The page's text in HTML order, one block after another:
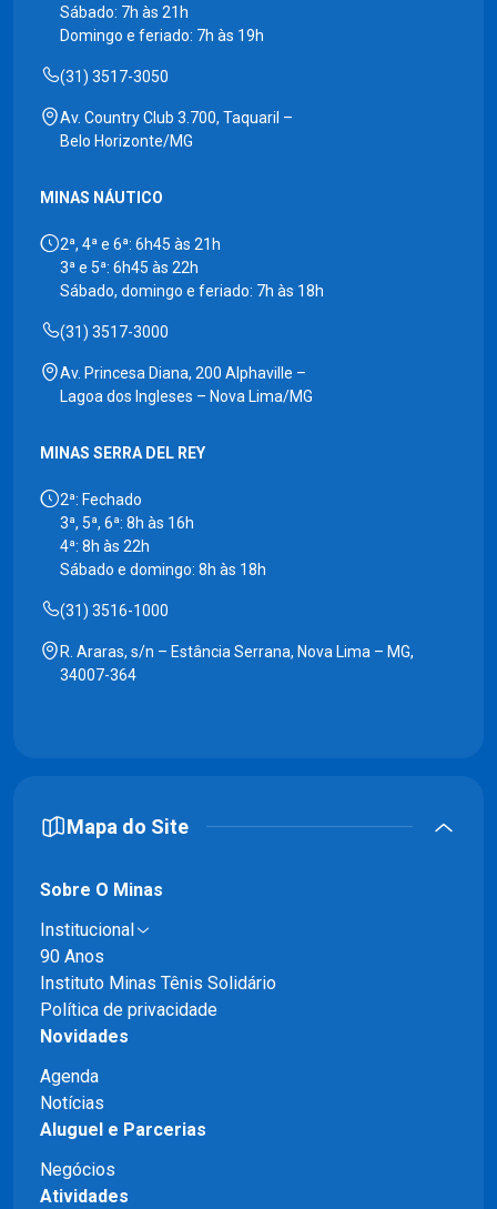
Sábado: 7h às 21h
Domingo e feriado: 7h às 19h
(31) 3517-3050
Av. Country Club 3.700, Taquaril –
Belo Horizonte/MG
MINAS NÁUTICO
2ª, 4ª e 6ª: 6h45 às 21h
3ª e 5ª: 6h45 às 22h
Sábado, domingo e feriado: 7h às 18h
(31) 3517-3000
Av. Princesa Diana, 200 Alphaville –
Lagoa dos Ingleses – Nova Lima/MG
MINAS SERRA DEL REY
2ª: Fechado
3ª, 5ª, 6ª: 8h às 16h
4ª: 8h às 22h
Sábado e domingo: 8h às 18h
(31) 3516-1000
R. Araras, s/n – Estância Serrana, Nova Lima – MG,
34007-364
Mapa do Site
Sobre O Minas
Institucional
90 Anos
Instituto Minas Tênis Solidário
Política de privacidade
Novidades
Agenda
Notícias
Aluguel e Parcerias
Negócios
Atividades